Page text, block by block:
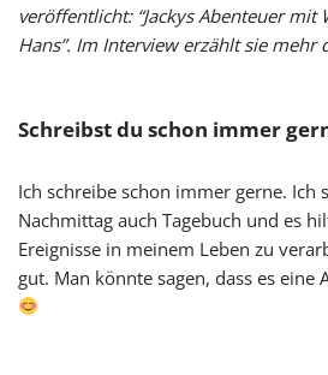
veröffentlicht: “Jackys Abenteuer mit
Hans”. Im Interview erzählt sie mehr
Schreibst du schon immer
Ich schreibe schon immer gerne. Ich
Nachmittag auch Tagebuch und es
Ereignisse in meinem Leben zu
gut. Man könnte sagen, dass es